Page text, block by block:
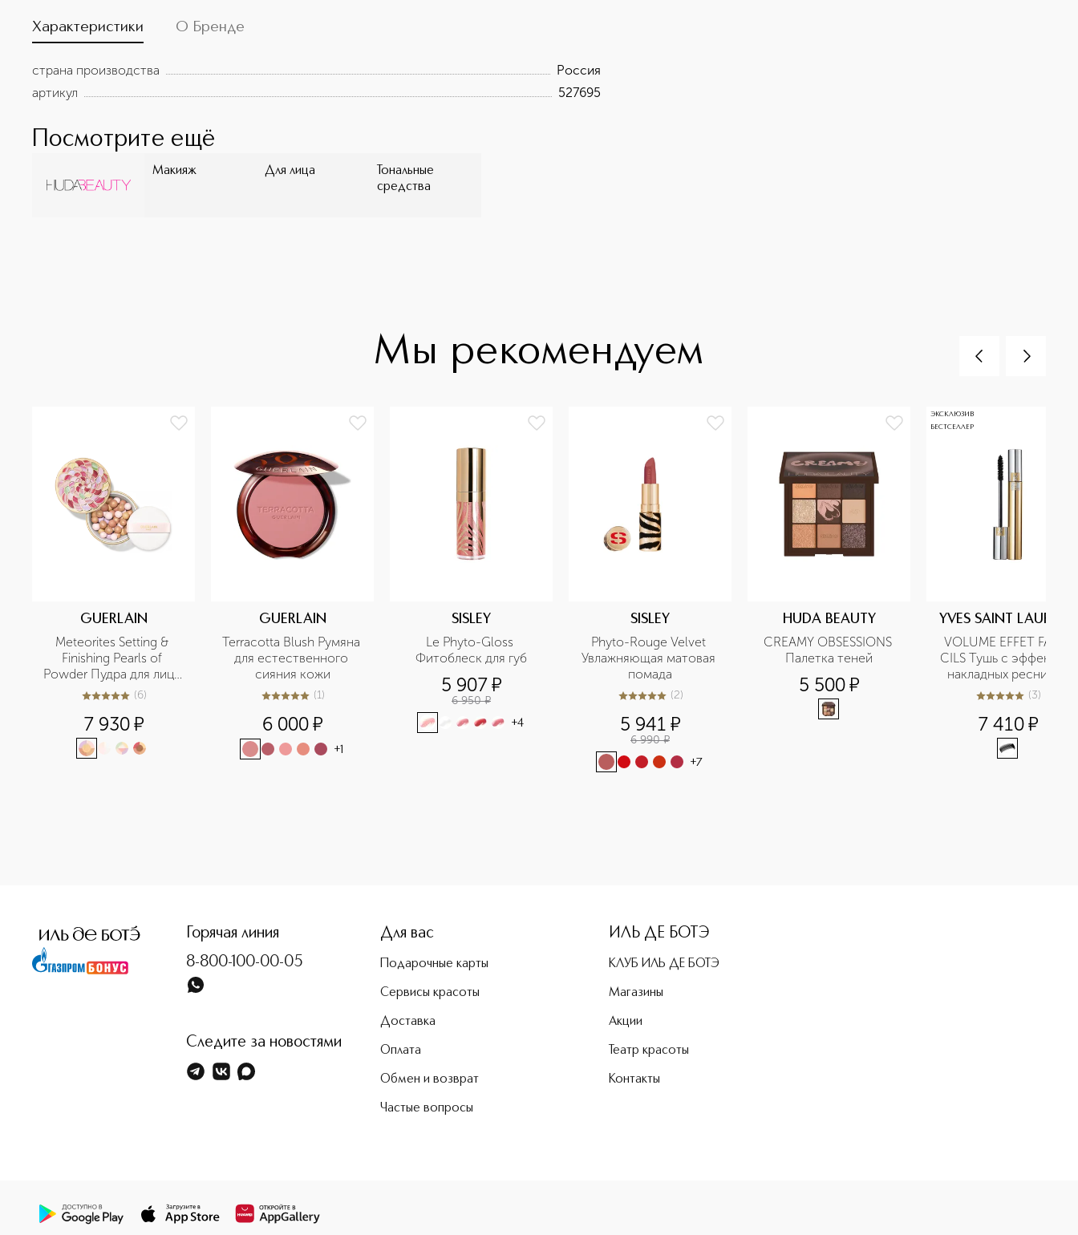
Характеристики О Бренде
страна производства
Россия
артикул
527695
Посмотрите ещё
Макияж Для лица
Тональные
средства
Мы рекомендуем
GUERLAIN
Meteorites Setting &
Finishing Pearls of
Powder Пудра для лица
в шариках
5из 56 (6)
7 930¤
GUERLAIN
Terracotta Blush Румяна
для естественного
сияния кожи
5из 51 (1)
6 000¤
+1
SISLEY
Le Phyto-Gloss
Фитоблеск для губ
5 907¤
6 950 ¤
+4
SISLEY
Phyto-Rouge Velvet
Увлажняющая матовая
помада
5из 52 (2)
5 941 ¤
6 990 ¤
+7
HUDA BEAUTY
CREAMY OBSESSIONS
Палетка теней
5 500¤
ЭКСКЛЮЗИВ
БЕСТСЕЛЛЕР
YVES SAINT LAURENT
VOLUME EFFET FAUX
CILS Тушь с эффектом
накладных ресниц с
новой формулой
5из 53 (3)
7 410¤
Горячая линия
8-800-100-00-05
Следите за новостями
Для вас
Подарочные карты
Сервисы красоты
Доставка
Оплата
Обмен и возврат
Частые вопросы
ИЛЬ ДЕ БОТЭ
КЛУБ ИЛЬ ДЕ БОТЭ
Магазины
Акции
Театр красоты
Контакты